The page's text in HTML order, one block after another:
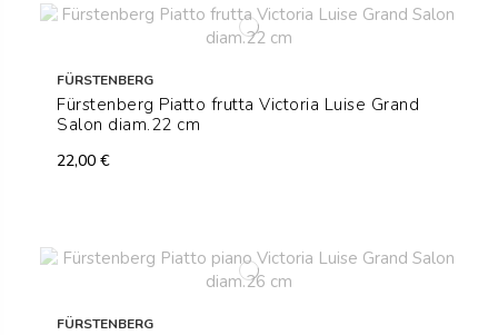
FÜRSTENBERG
Fürstenberg Piatto frutta Victoria Luise Grand
Salon diam.22 cm
22,00 €
FÜRSTENBERG